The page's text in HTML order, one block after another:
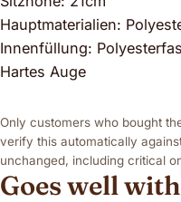
Hauptmaterialien:
Innenfüllung:
Hartes Auge
Only customers who bought
verify this automatically
unchanged, including critical
Goes well with